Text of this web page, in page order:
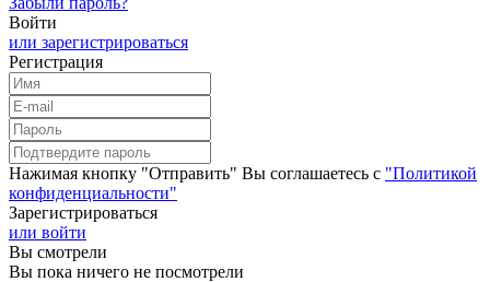
Войти
или зарегистрироваться
Регистрация
Нажимая кнопку "Отправить" Вы соглашаетесь с "Политикой
конфиденциальности"
Зарегистрироваться
или войти
Вы смотрели
Вы пока ничего не посмотрели